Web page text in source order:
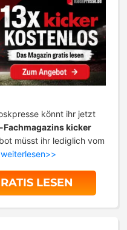
könnt ihr jetzt
Fachmagazins kicker
müsst ihr lediglich vom
weiterlesen>>
LESEN